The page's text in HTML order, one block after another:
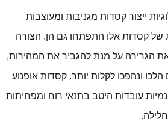
ייצור קסדות מגניבות ומעוצבות
של קסדות אלו התפתחו גם הן. הצורה
את הגרירה על מנת להגביר את המהירות,
ונהפכו לקלות יותר. קסדות אופנוע
עובדות היטב בתנאי רוח ומפחיתות